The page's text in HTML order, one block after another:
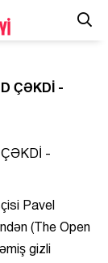
ÇƏKDİ -
Pavel
(The Open
gizli